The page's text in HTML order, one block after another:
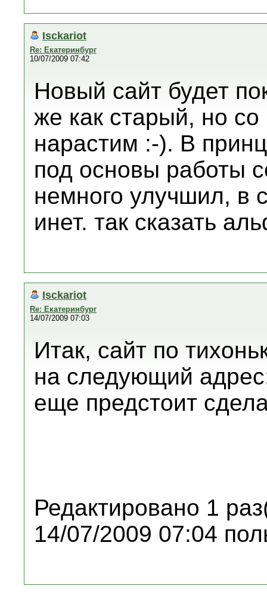
Isckariot
Re: Екатеринбург
10/07/2009 07:42
Новый сайт будет
же как старый, но
нарастим :-). В
под основы работы
немного улучшил, в
инет. так сказать
Isckariot
Re: Екатеринбург
14/07/2009 07:03
Итак, сайт по
на следующий
еще предстоит
Редактировано 1
14/07/2009 07:04